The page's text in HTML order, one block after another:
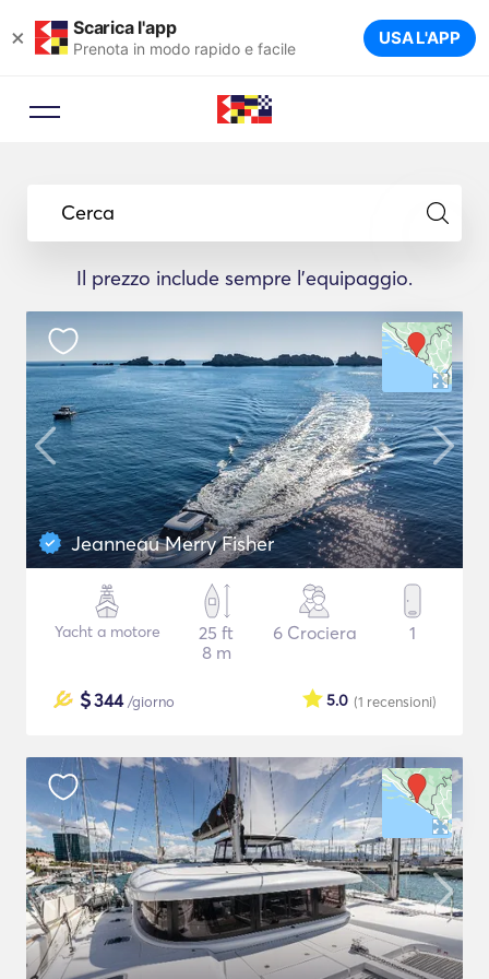
× Scarica l'app
Prenota in modo rapido e facile USA L'APP
Cerca
Il prezzo include sempre l'equipaggio.
Jeanneau Merry Fisher
Yacht a motore
25 ft
8 m
6 Crociera 1
$344/giorno (1 recensioni)
5.0